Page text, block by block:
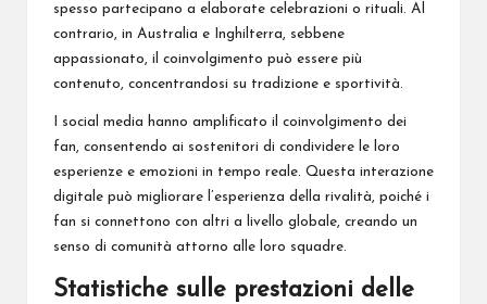
spesso partecipano a elaborate celebrazioni o rituali. Al
contrario, in Australia e Inghilterra, sebbene
appassionato, il coinvolgimento può essere più
contenuto, concentrandosi su tradizione e sportività.
I social media hanno amplificato il coinvolgimento dei
fan, consentendo ai sostenitori di condividere le loro
esperienze e emozioni in tempo reale. Questa interazione
digitale può migliorare l’esperienza della rivalità, poiché i
fan si connettono con altri a livello globale, creando un
senso di comunità attorno alle loro squadre.
Statistiche sulle prestazioni delle